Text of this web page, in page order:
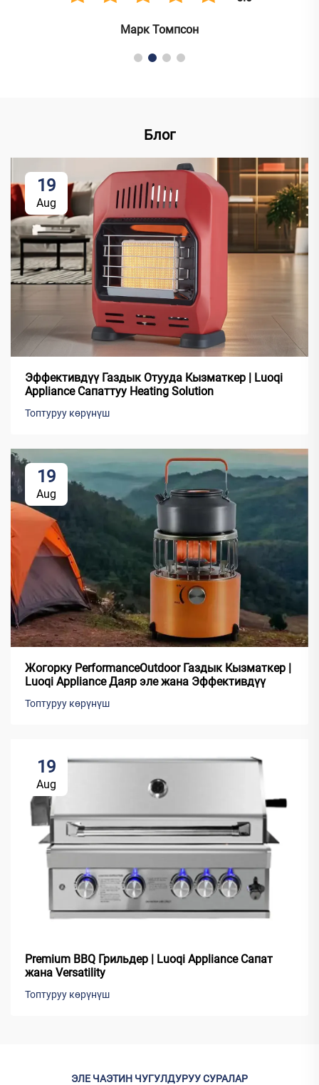
Блог
19
Aug
Эффективдүү Газдык Отууда Кызматкер | Luoqi
Appliance Сапаттуу Heating Solution
Топтуруу көрүнүш
19
Aug
Жогорку PerformanceOutdoor Газдык Кызматкер |
Luoqi Appliance Даяр эле жана Эффективдүү
Топтуруу көрүнүш
19
Aug
Premium BBQ Грильдер | Luoqi Appliance Сапат
жана Versatility
Топтуруу көрүнүш
ЭЛЕ ЧАЭТИН ЧУГУЛДУРУУ СУРАЛАР